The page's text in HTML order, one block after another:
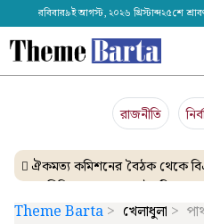
রবিবার৯ই আগস্ট, ২০২৬ খ্রিস্টাব্দ২৫শে
রাজনীতি
ঐকমত্য কমিশনের বৈঠক থেকে
এনসিপির সমাবেশে ছোটাছুটি,
ব্যাংকে তাণ্ডব চালালো এক
Theme Barta> খেলাধুলা >